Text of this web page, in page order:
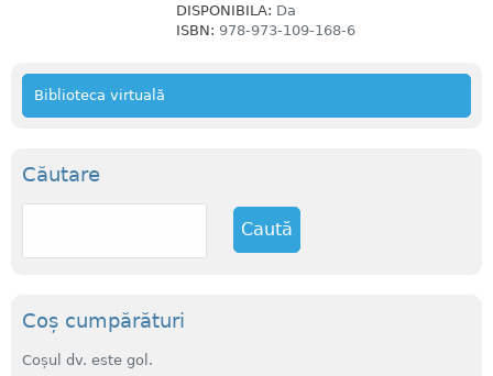
DISPONIBILA: Da
ISBN: 978-973-109-168-6
Biblioteca virtuală
Căutare
C
Coș cumpărături
Coșul dv. este gol.